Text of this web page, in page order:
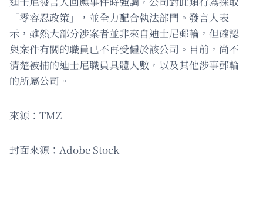
「零容忍政策」，並全力配合執法部門。發言人表
示，雖然大部分涉案者並非來自迪士尼郵輪，但確認
與案件有關的職員已不再受僱於該公司。目前，尚不
清楚被捕的迪士尼職員具體人數，以及其他涉事郵輪
的所屬公司。
來源：TMZ
封面來源：Adobe Stock